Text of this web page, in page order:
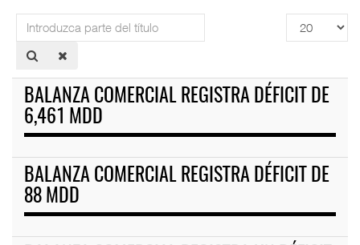
Introduzca
parte
del
Cantidad
a
BALANZA COMERCIAL REGISTRA DÉFICIT DE
6,461 MDD
BALANZA COMERCIAL REGISTRA DÉFICIT DE
88 MDD